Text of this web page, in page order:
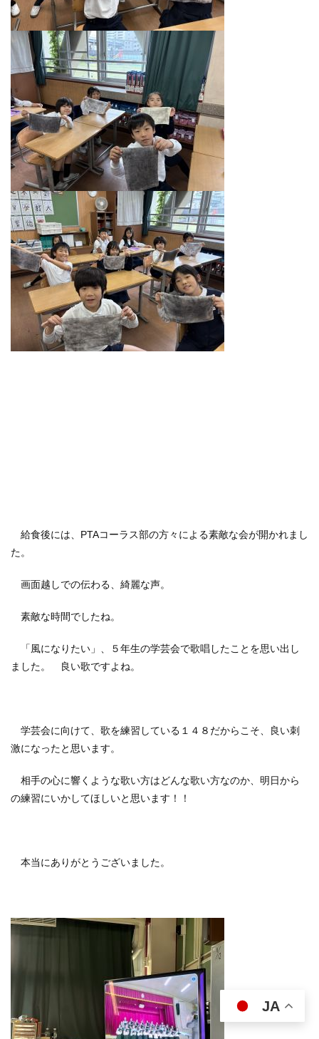
給食後には、PTAコーラス部の方々による素敵な会が開かれまし
た。
画面越しでの伝わる、綺麗な声。
素敵な時間でしたね。
「風になりたい」、５年生の学芸会で歌唱したことを思い出し
ました。 良い歌ですよね。
学芸会に向けて、歌を練習している１４８だからこそ、良い刺
激になったと思います。
相手の心に響くような歌い方はどんな歌い方なのか、明日から
の練習にいかしてほしいと思います！！
本当にありがとうございました。
JA